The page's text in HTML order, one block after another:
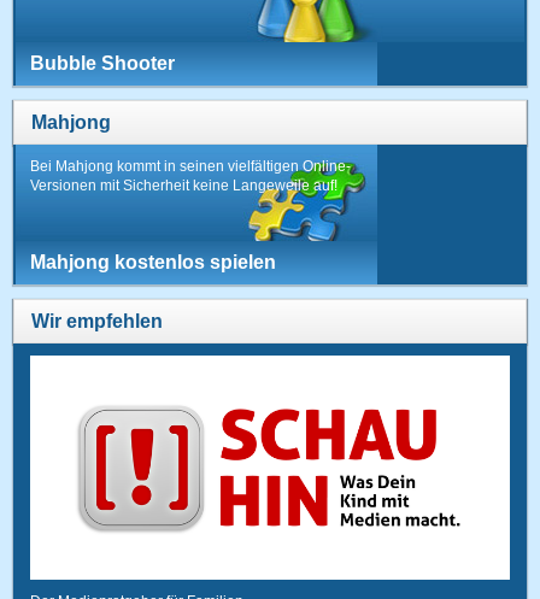
Bubble Shooter
Mahjong
Bei Mahjong kommt in seinen vielfältigen Online-
Versionen mit Sicherheit keine Langeweile auf!
Mahjong kostenlos spielen
Wir empfehlen